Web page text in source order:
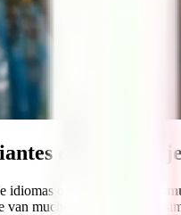
en el
idiomas o el programa
mucho más allá de una